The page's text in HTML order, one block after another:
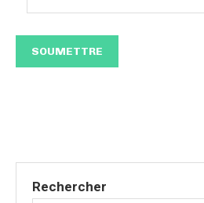
Rechercher